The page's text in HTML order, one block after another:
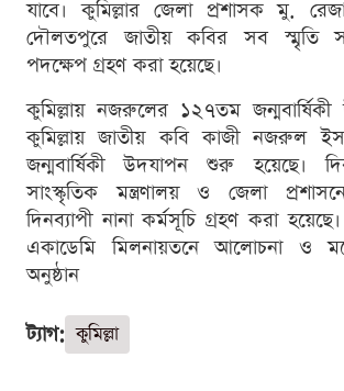
যাবে। কুমিল্লার জেলা প্রশাসক মু.
দৌলতপুরে জাতীয় কবির সব স্মৃতি
পদক্ষেপ গ্রহণ করা হয়েছে।
কুমিল্লায় নজরুলের ১২৭তম
কুমিল্লায় জাতীয় কবি কাজী নজরুল
জন্মবার্ষিকী উদযাপন শুরু হয়েছে।
সাংস্কৃতিক মন্ত্রণালয় ও জেলা
দিনব্যাপী নানা কর্মসূচি গ্রহণ করা
একাডেমি মিলনায়তনে আলোচনা ও
অনুষ্ঠান
ট্যাগ: কুমিল্লা